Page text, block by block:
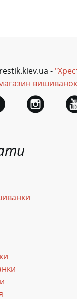
-
вишиванок